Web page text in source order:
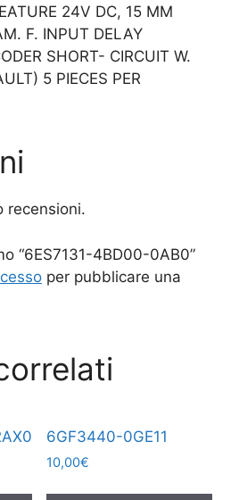
24V DC, 15 MM
F. INPUT DELAY
SHORT- CIRCUIT W.
5 PIECES PER
recensioni.
“6ES7131-4BD00-0AB0”
per pubblicare una
6GF3440-0GE11
10,00€